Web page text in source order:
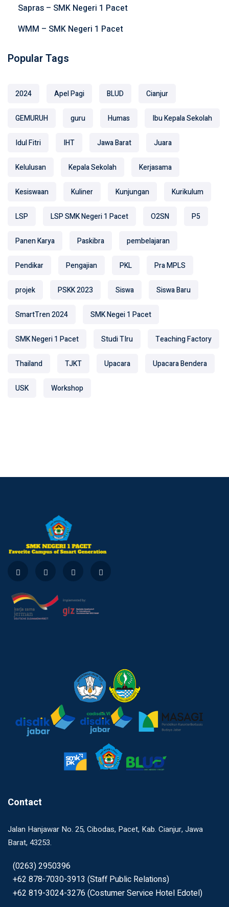
Sapras – SMK Negeri 1 Pacet
WMM – SMK Negeri 1 Pacet
Popular Tags
2024 Apel Pagi BLUD Cianjur
GEMURUH guru Humas Ibu Kepala Sekolah
Idul Fitri IHT Jawa Barat Juara
Kelulusan Kepala Sekolah Kerjasama
Kesiswaan Kuliner Kunjungan Kurikulum
LSP LSP SMK Negeri 1 Pacet O2SN P5
Panen Karya Paskibra pembelajaran
Pendikar Pengajian PKL Pra MPLS
projek PSKK 2023 Siswa Siswa Baru
SmartTren 2024 SMK Negei 1 Pacet
SMK Negeri 1 Pacet Studi TIru Teaching Factory
Thailand TJKT Upacara Upacara Bendera
USK Workshop
Contact
Jalan Hanjawar No. 25, Cibodas, Pacet, Kab. Cianjur, Jawa
Barat, 43253.
(0263) 2950396
+62 878-7030-3913 (Staff Public Relations)
+62 819-3024-3276 (Costumer Service Hotel Edotel)